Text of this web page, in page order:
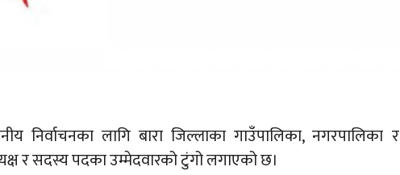
निर्वाचनका लागि बारा जिल्लाका गाउँपालिका, नगरपालिका र
र सदस्य पदका उम्मेदवारको टुंगो लगाएको छ।